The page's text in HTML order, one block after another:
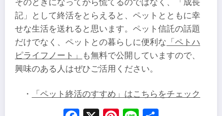
そのときになってから慌てるのではなく、「成長
記」として終活をとらえると、ペットとともに幸
せな生活を送れると思います。ペット信託の話題
だけでなく、ペットとの暮らしに便利な 「ペトハ
ピライフノート」
も無料で公開していますので、
興味のある人はぜひご活用ください。
・ 「ペット終活のすすめ」はこちらをチェック